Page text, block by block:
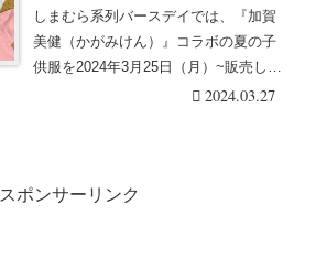
どメッセージが♡店頭でも人
気！再販売は？品番、種類！
しまむら系列バースデイでは、『加賀
美健（かがみけん）』コラボの夏の子
供服を2024年3月25日（月）~販売しま
す。現代美・・・続きを読む2024.03.27
スポンサーリンク